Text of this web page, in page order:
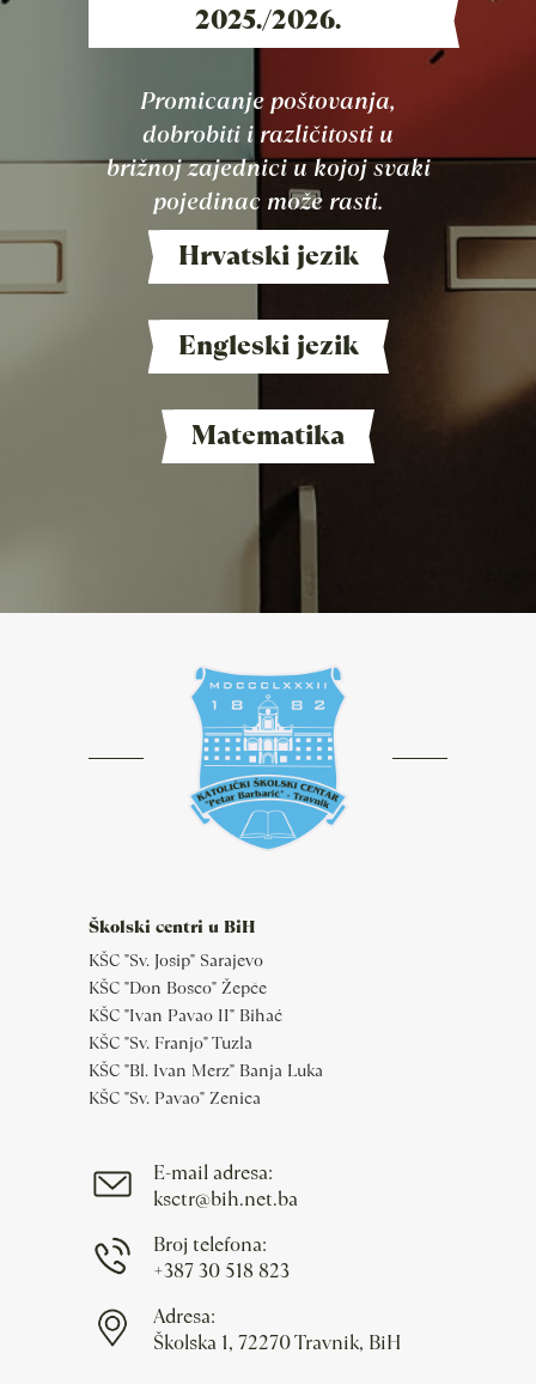
2025./2026.
Promicanje poštovanja,
dobrobiti i različitosti u
brižnoj zajednici u kojoj svaki
pojedinac može rasti.
Hrvatski jezik
Engleski jezik
Matematika
Školski centri u BiH
KŠC "Sv. Josip" Sarajevo
KŠC "Don Bosco" Žepče
KŠC "Ivan Pavao II" Bihać
KŠC "Sv. Franjo" Tuzla
KŠC "Bl. Ivan Merz" Banja Luka
KŠC "Sv. Pavao" Zenica
E-mail adresa:
ksctr@bih.net.ba
Broj telefona:
+387 30 518 823
Adresa:
Školska 1, 72270 Travnik, BiH